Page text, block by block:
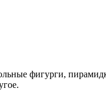
фигурги,